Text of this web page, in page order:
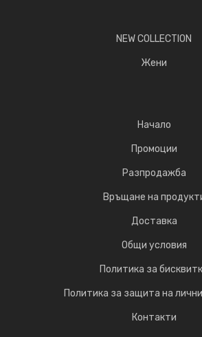
NEW COLLECTION
Жени
Начало
Промоции
Разпродажба
Връщане на
Доставка
Общи условия
Политика за
Политика за защита на
Контакти